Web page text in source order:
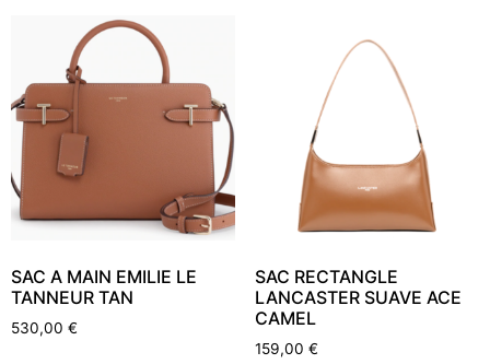
SAC A MAIN EMILIE LE
TANNEUR TAN
530,00 €
SAC RECTANGLE
LANCASTER SUAVE ACE
CAMEL
159,00 €